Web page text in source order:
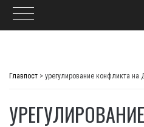
Главпост > урегулирование конфликта на